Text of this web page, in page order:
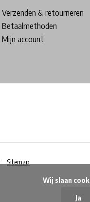
Verzenden & retourneren
Betaalmethoden
Mijn account
Sitemap
Ja